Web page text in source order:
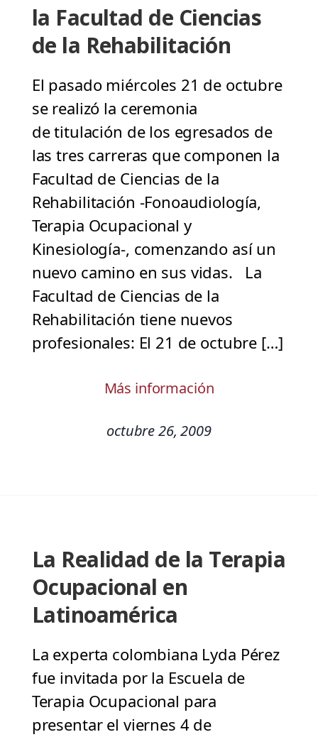
la Facultad de Ciencias
de la Rehabilitación
El pasado miércoles 21 de octubre
se realizó la ceremonia
de titulación de los egresados de
las tres carreras que componen la
Facultad de Ciencias de la
Rehabilitación -Fonoaudiología,
Terapia Ocupacional y
Kinesiología-, comenzando así un
nuevo camino en sus vidas. La
Facultad de Ciencias de la
Rehabilitación tiene nuevos
profesionales: El 21 de octubre […]
Más información
octubre 26, 2009
La Realidad de la Terapia
Ocupacional en
Latinoamérica
La experta colombiana Lyda Pérez
fue invitada por la Escuela de
Terapia Ocupacional para
presentar el viernes 4 de